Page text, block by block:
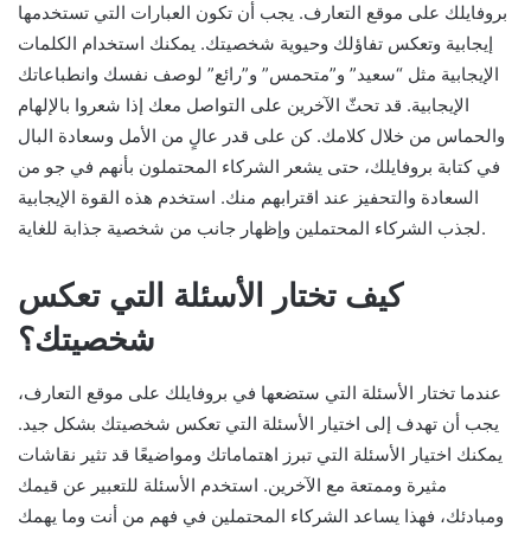
بروفايلك على موقع التعارف. يجب أن تكون العبارات التي تستخدمها
إيجابية وتعكس تفاؤلك وحيوية شخصيتك. يمكنك استخدام الكلمات
الإيجابية مثل “سعيد” و”متحمس” و”رائع” لوصف نفسك وانطباعاتك
الإيجابية. قد تحثّ الآخرين على التواصل معك إذا شعروا بالإلهام
والحماس من خلال كلامك. كن على قدر عالٍ من الأمل وسعادة البال
في كتابة بروفايلك، حتى يشعر الشركاء المحتملون بأنهم في جو من
السعادة والتحفيز عند اقترابهم منك. استخدم هذه القوة الإيجابية
لجذب الشركاء المحتملين وإظهار جانب من شخصية جذابة للغاية.
كيف تختار الأسئلة التي تعكس
شخصيتك؟
عندما تختار الأسئلة التي ستضعها في بروفايلك على موقع التعارف،
يجب أن تهدف إلى اختيار الأسئلة التي تعكس شخصيتك بشكل جيد.
يمكنك اختيار الأسئلة التي تبرز اهتماماتك ومواضيعًا قد تثير نقاشات
مثيرة وممتعة مع الآخرين. استخدم الأسئلة للتعبير عن قيمك
ومبادئك، فهذا يساعد الشركاء المحتملين في فهم من أنت وما يهمك